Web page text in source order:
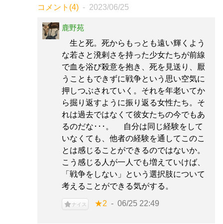
コメント(4) 2023/06/25
鹿野苑
生と死。死からもっとも遠い輝くよう
な若さと溌剌さを持った少女たちが前線
で血を浴び殺意を抱き、死を見送り、厭
うこともできずに戦争という思い空気に
押しつぶされていく。それを年老いてか
ら掘り返すように振り返る女性たち。そ
れは過去ではなくて彼女たちの今でもあ
るのだな･･･。 自分は同じ経験をして
いなくても、他者の経験を通してこのこ
とは感じることができるのではないか。
こう感じる人が一人でも増えていけば、
「戦争をしない」という選択肢について
考えることができる気がする。
ナイス ★2 06/25 22:49